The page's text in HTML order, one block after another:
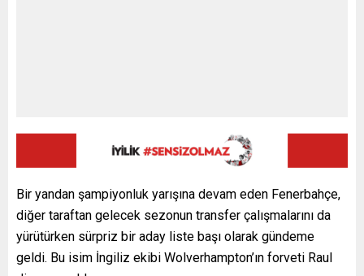
Bir yandan şampiyonluk yarışına devam eden Fenerbahçe,
diğer taraftan gelecek sezonun transfer çalışmalarını da
yürütürken sürpriz bir aday liste başı olarak gündeme
geldi. Bu isim İngiliz ekibi Wolverhampton’ın forveti Raul